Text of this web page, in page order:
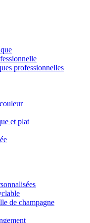
professionnelles
et plat
de champagne